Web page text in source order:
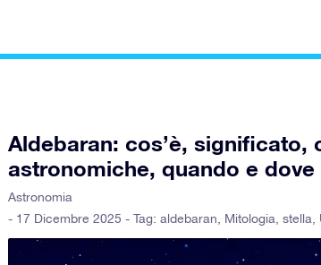
Aldebaran: cos’è, significato,
astronomiche, quando e dove
Astronomia
- 17 Dicembre 2025 - Tag: aldebaran Mitologia stella